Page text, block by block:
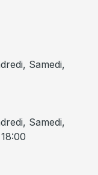
Samedi,
Samedi,